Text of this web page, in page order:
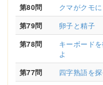
第80問
クマがクモに
第79問
卵子と精子
第78問
キーボード
よ
第77問 四字熟語を探